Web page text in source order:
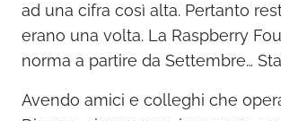
ad una cifra così alta. Pertanto
erano una volta. La Raspberry
norma a partire da Settembre…
Avendo amici e colleghi che